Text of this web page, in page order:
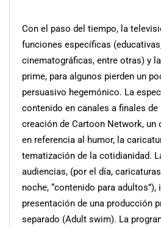
Con el paso del tiempo, la
funciones específicas
cinematográficas, entre otras) y
prime, para algunos pierden un
persuasivo hegemónico. La
contenido en canales a finales
creación de Cartoon Network, un
en referencia al humor, la
tematización de la cotidianidad.
audiencias, (por el día,
noche, “contenido para
presentación de una producción
separado (Adult swim). La